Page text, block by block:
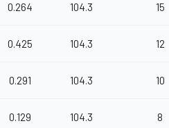
0.264 104.3 15
0.425 104.3 12
0.291 104.3 10
0.129 104.3 8